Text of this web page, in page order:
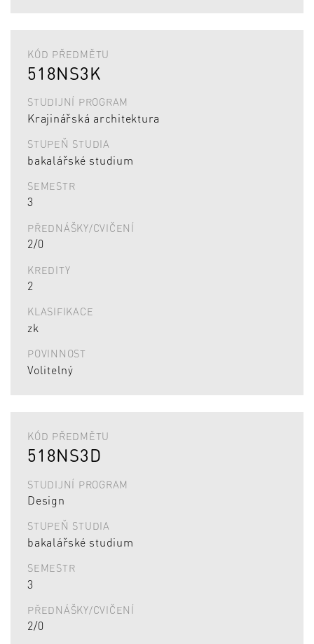
KÓD PŘEDMĚTU
518NS3K
STUDIJNÍ PROGRAM
Krajinářská architektura
STUPEŇ STUDIA
bakalářské studium
SEMESTR
3
PŘEDNÁŠKY/CVIČENÍ
2/0
KREDITY
2
KLASIFIKACE
zk
POVINNOST
Volitelný
KÓD PŘEDMĚTU
518NS3D
STUDIJNÍ PROGRAM
Design
STUPEŇ STUDIA
bakalářské studium
SEMESTR
3
PŘEDNÁŠKY/CVIČENÍ
2/0